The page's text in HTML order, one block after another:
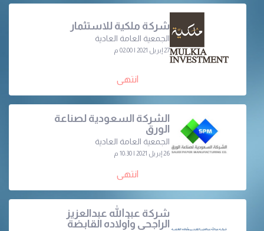
شركة ملكية للاستثمار
الجمعية العامة العادية
27 إبريل 2021 | 02:00 م
انتهى
الشركة السعودية لصناعة
الورق
الجمعية العامة العادية
26 إبريل 2021 | 10:30 م
انتهى
شركة عبدالله عبدالعزيز
الراجحي وأولاده القابضة